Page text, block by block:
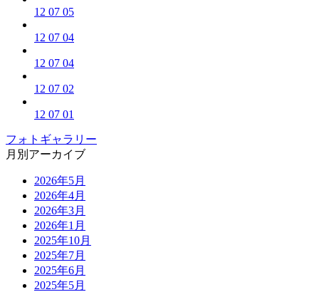
12 07 05
12 07 04
12 07 04
12 07 02
12 07 01
フォトギャラリー
月別アーカイブ
2026年5月
2026年4月
2026年3月
2026年1月
2025年10月
2025年7月
2025年6月
2025年5月